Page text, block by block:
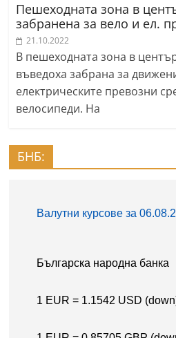
Пешеходната зона в
забранена за вело и ел.
21.10.2022
В пешеходната зона в
въведоха забрана за
електрическите превозни
велосипеди. На
БНБ: